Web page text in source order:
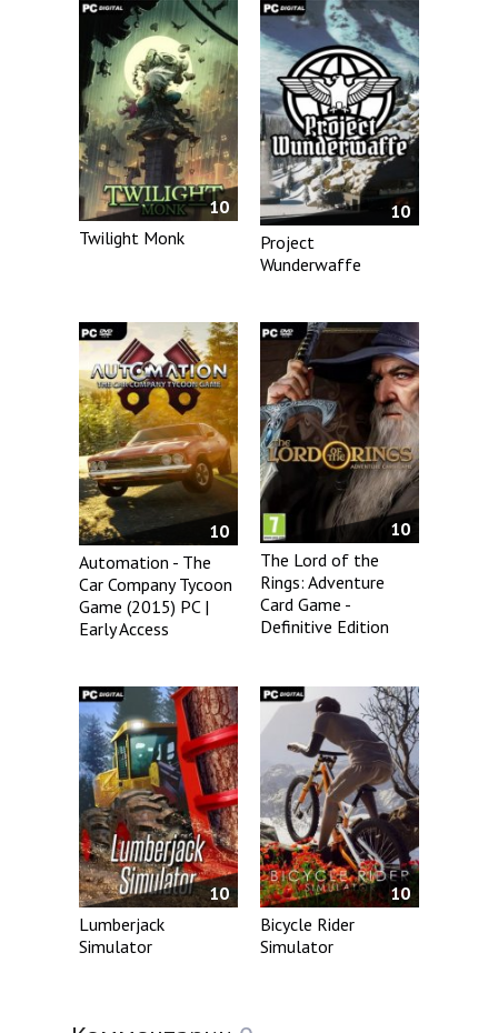
10
Twilight Monk
10
Project
Wunderwaffe
10
Automation - The
Car Company Tycoon
Game (2015) PC |
Early Access
10
The Lord of the
Rings: Adventure
Card Game -
Definitive Edition
10
Lumberjack
Simulator
10
Bicycle Rider
Simulator